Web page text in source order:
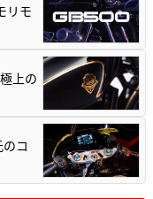
リモ
上の
コ